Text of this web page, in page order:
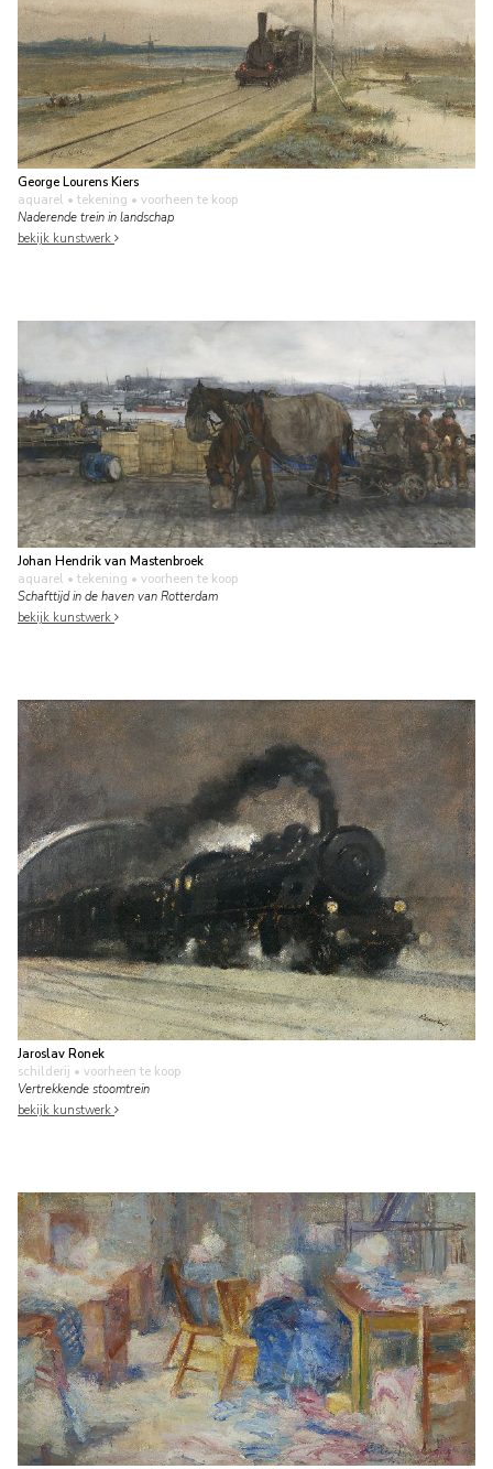
George Lourens Kiers
aquarel • tekening • voorheen te koop
Naderende trein in landschap
bekijk kunstwerk
Johan Hendrik van Mastenbroek
aquarel • tekening • voorheen te koop
Schafttijd in de haven van Rotterdam
bekijk kunstwerk
Jaroslav Ronek
schilderij • voorheen te koop
Vertrekkende stoomtrein
bekijk kunstwerk